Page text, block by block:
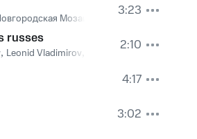
Мозаика»
3:23
russes
, Leonid Vladimirov
2:10
4:17
3:02